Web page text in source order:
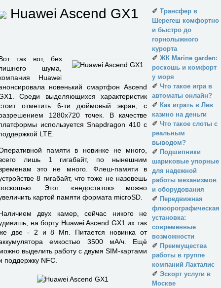
Huawei Ascend GX1
так вот, без
шума,
Huawei
новенький смартфон Ascend
Среди выделяющихся характеристик
отметить 6-ти дюймовый экран, с
1280х720 точек. В качестве
используется Snapdragon 410 с
LTE.
памяти в новинке не много,
лишь 1 гигабайт, по нынешним
это не много. Флеш-памяти в
8 гигабайт, что тоже не назовешь
Этот «недостаток» можно
картой памяти формата microSD.
двух камер, сейчас никого не
на борту Huawei Ascend GX1 их так
две - 2 и 8 Мп. Питается новинка от
емкостью 3500 мА/ч. Ещё
выделить работу с двумя SIM-картами
поддержку NFC.
✐ Трансфер в
Шерегеш комфортно
и быстро до
горнолыжного
курорта
✐ ЖК Marine garden:
роскошь и комфорт
у моря
✐ Что такое игра в
автоматы онлайн?
✐ Как играть в Лев
казино на деньги
✐ Что такое слоты с
реальным
выводом?
✐ Подшипники
шариковые упорные
для надежной
работы механизмов
и оборудования
✐ Передвижная
флюорографическая
установка:
современные
возможности
✐ Преимущества
работы в группе
компаний Лакталис
✐ Эскорт услуги в
Москве